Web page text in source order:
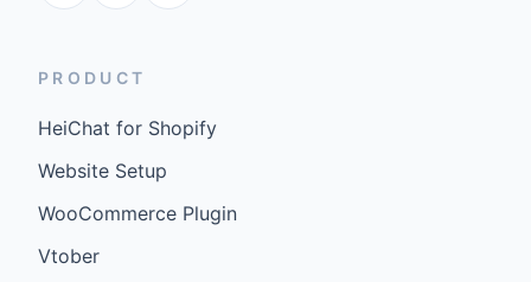
PRODUCT
HeiChat for Shopify
Website Setup
WooCommerce Plugin
Vtober